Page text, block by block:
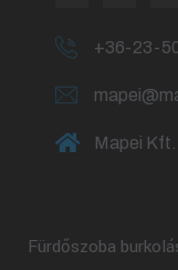
+36-23-
Mapei
Fürdőszoba